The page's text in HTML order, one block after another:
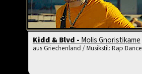
Kidd & Blvd - Molis Gnoristikame
aus Griechenland / Musikstil: Rap Dance